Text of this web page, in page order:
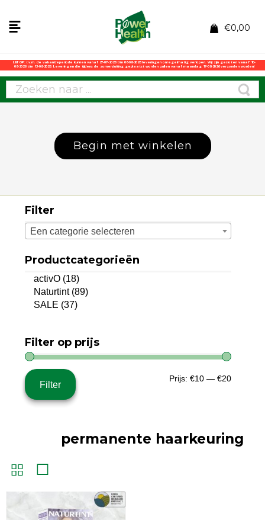
€0,00
LET OP: i.v.m. de vakantieperiode kunnen vanaf 27-07-2026 t/m 06-08-2026 leveringen onregelmatig verlopen. Wij zijn gesloten vanaf 10-
08-2026 t/m 13-08-2026. Leveringen die tijdens de zomersluiting geplaatst worden zullen vanaf maandag 17-08-2026 verzonden worden!
Begin met winkelen
Filter
Een categorie selecteren
Productcategorieën
activO (18)
Naturtint (89)
SALE (37)
Filter op prijs
Min.
Max.
Filter
Prijs: €10 — €20
permanente haarkeuring